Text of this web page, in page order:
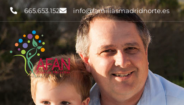
665.653.152 info@familiasmadridnorte.es